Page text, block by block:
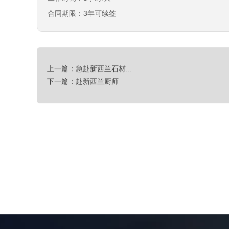
合同期限：3年可续签
上一篇：急赴新西兰石材...
下一篇：赴新西兰厨师